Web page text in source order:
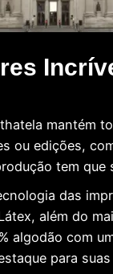
mantém
ou edições,
tem que
das
além do
algodão com
para